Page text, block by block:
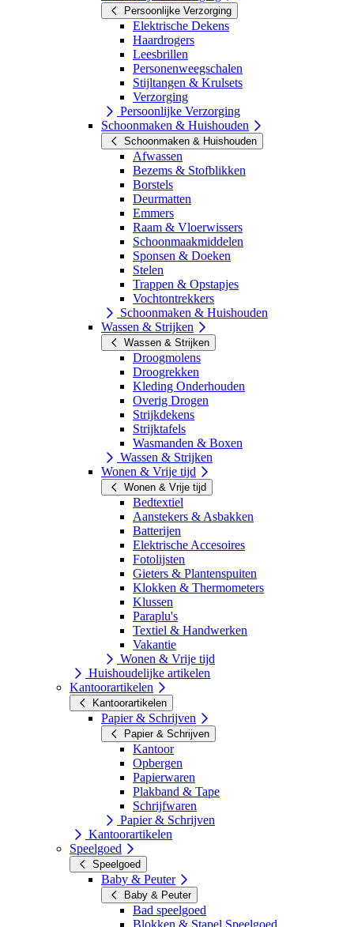
Persoonlijke Verzorging
Elektrische Dekens
Haardrogers
Leesbrillen
Personenweegschalen
Stijltangen & Krulsets
Verzorging
Persoonlijke Verzorging
Schoonmaken & Huishouden
Schoonmaken & Huishouden
Afwassen
Bezems & Stofblikken
Borstels
Deurmatten
Emmers
Raam & Vloerwissers
Schoonmaakmiddelen
Sponsen & Doeken
Stelen
Trappen & Opstapjes
Vochtontrekkers
Schoonmaken & Huishouden
Wassen & Strijken
Wassen & Strijken
Droogmolens
Droogrekken
Kleding Onderhouden
Overig Drogen
Strijkdekens
Strijktafels
Wasmanden & Boxen
Wassen & Strijken
Wonen & Vrije tijd
Wonen & Vrije tijd
Bedtextiel
Aanstekers & Asbakken
Batterijen
Elektrische Accesoires
Fotolijsten
Gieters & Plantenspuiten
Klokken & Thermometers
Klussen
Paraplu's
Textiel & Handwerken
Vakantie
Wonen & Vrije tijd
Huishoudelijke artikelen
Kantoorartikelen
Kantoorartikelen
Papier & Schrijven
Papier & Schrijven
Kantoor
Opbergen
Papierwaren
Plakband & Tape
Schrijfwaren
Papier & Schrijven
Kantoorartikelen
Speelgoed
Speelgoed
Baby & Peuter
Baby & Peuter
Bad speelgoed
Blokken & Stapel Speelgoed